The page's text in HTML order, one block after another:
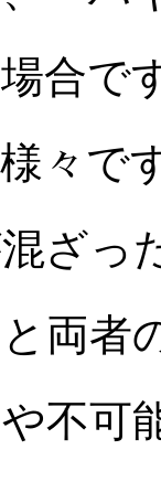
合で
々で
ざっ
両者
不可